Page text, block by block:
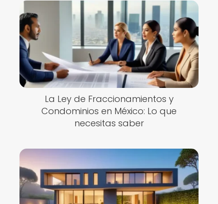
La Ley de Fraccionamientos y
Condominios en México: Lo que
necesitas saber